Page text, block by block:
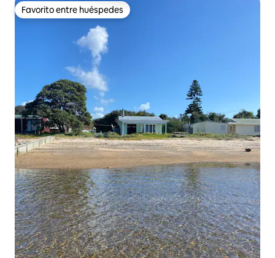
Favorito entre huéspedes
Favorito entre huéspedes